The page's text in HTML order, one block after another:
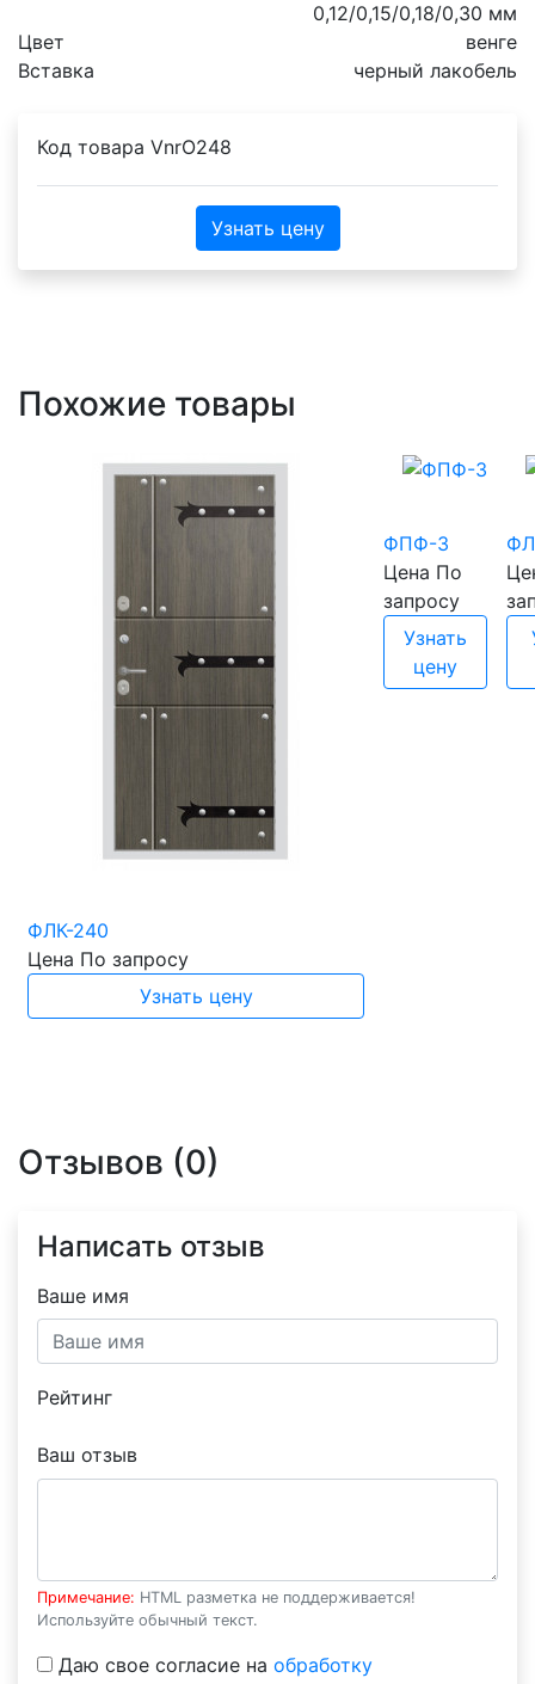
0,12/0,15/0,18/0,30 мм
Цвет
венге
Вставка
черный лакобель
Код товара VnrO248
Узнать цену
Похожие товары
ФЛК-240
Цена По запросу
Узнать цену
ФПФ-3
Цена По
запросу
Узнать
цену
Отзывов (0)
Написать отзыв
Ваше имя
Рейтинг
Ваш отзыв
Примечание: HTML разметка не поддерживается!
Используйте обычный текст.
Даю свое согласие на обработку